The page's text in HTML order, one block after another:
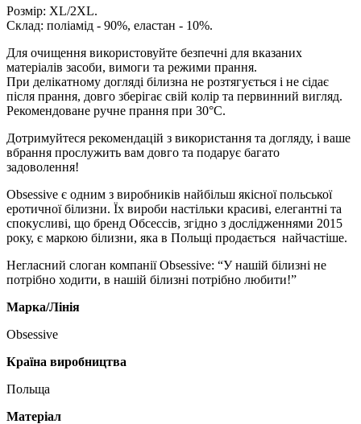
Розмір: XL/2XL.
Склад: поліамід - 90%, еластан - 10%.
Для очищення використовуйте безпечні для вказаних
матеріалів засоби, вимоги та режими прання.
При делікатному догляді білизна не розтягується і не сідає
після прання, довго зберігає свій колір та первинний вигляд.
Рекомендоване ручне прання при 30°С.
Дотримуйтеся рекомендацій з використання та догляду, і ваше
вбрання прослужить вам довго та подарує багато
задоволення!
Obsessive є одним з виробників найбільш якісної польської
еротичної білизни. Їх вироби настільки красиві, елегантні та
спокусливі, що бренд Обсессів, згідно з дослідженнями 2015
року, є маркою білизни, яка в Польщі продається найчастіше.
Негласний слоган компанії Obsessive: “У нашій білизні не
потрібно ходити, в нашій білизні потрібно любити!”
Марка/Лінія
Obsessive
Країна виробництва
Польща
Матеріал